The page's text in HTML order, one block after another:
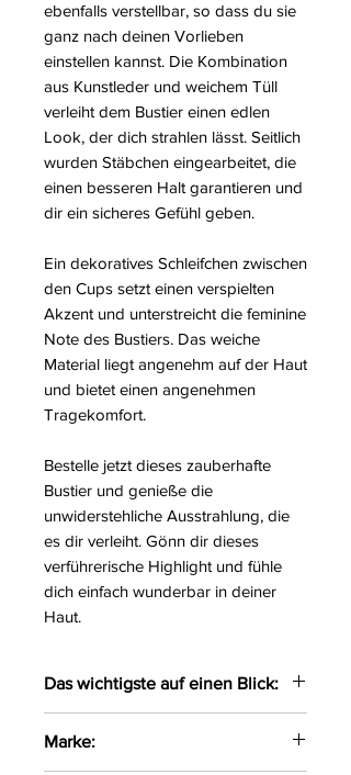
ebenfalls verstellbar, so dass du sie
ganz nach deinen Vorlieben
einstellen kannst. Die Kombination
aus Kunstleder und weichem Tüll
verleiht dem Bustier einen edlen
Look, der dich strahlen lässt. Seitlich
wurden Stäbchen eingearbeitet, die
einen besseren Halt garantieren und
dir ein sicheres Gefühl geben.
Ein dekoratives Schleifchen zwischen
den Cups setzt einen verspielten
Akzent und unterstreicht die feminine
Note des Bustiers. Das weiche
Material liegt angenehm auf der Haut
und bietet einen angenehmen
Tragekomfort.
Bestelle jetzt dieses zauberhafte
Bustier und genieße die
unwiderstehliche Ausstrahlung, die
es dir verleiht. Gönn dir dieses
verführerische Highlight und fühle
dich einfach wunderbar in deiner
Haut.
Das wichtigste auf einen Blick:
gefertigt aus zarten Materialien
Marke: